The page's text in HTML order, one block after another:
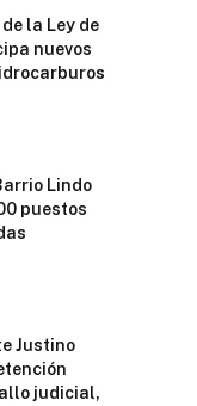
la Ley de
nuevos
Lindo
puestos
Justino
judicial,